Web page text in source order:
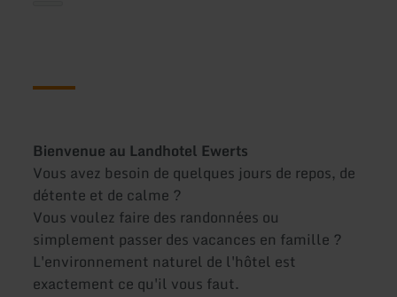
Bienvenue au Landhotel Ewerts
Vous avez besoin de quelques jours de repos, de
détente et de calme ?
Vous voulez faire des randonnées ou
simplement passer des vacances en famille ?
L'environnement naturel de l'hôtel est
exactement ce qu'il vous faut.